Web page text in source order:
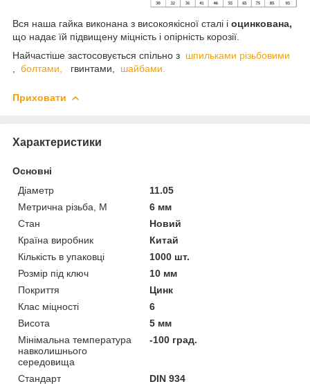
Вся наша гайка виконана з високоякісної сталі і оцинкована,
що надає їй підвищену міцність і опірність корозії.
Найчастіше застосовується спільно з шпильками різьбовими
болтами, гвинтами, шайбами.
Приховати
Характеристики
Основні
Діаметр
11.05
Метрична різьба, М
6 мм
Стан
Новий
Країна виробник
Китай
Кількість в упаковці
1000 шт.
Розмір під ключ
10 мм
Покриття
Цинк
Клас міцності
6
Висота
5 мм
Мінімальна температура
навколишнього
середовища
-100 град.
Стандарт
DIN 934